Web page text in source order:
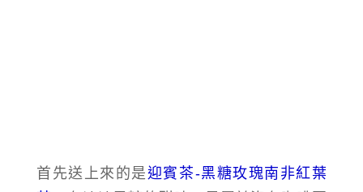
首先送上來的是迎賓茶-黑糖玫瑰南非紅葉